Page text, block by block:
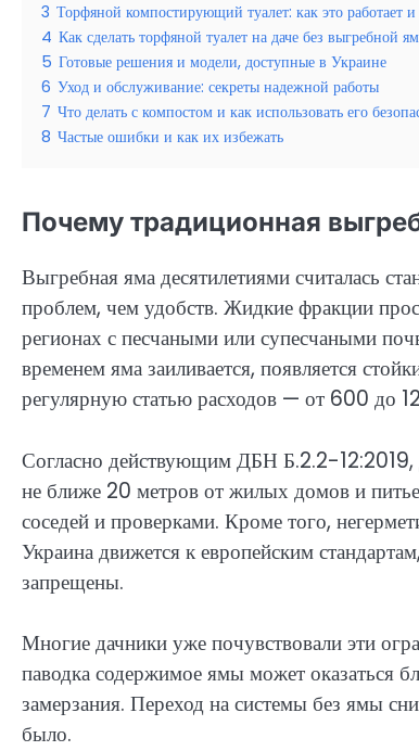
3 Торфяной компостирующий туалет: как это работает
4 Как сделать торфяной туалет на даче без выгребной
5 Готовые решения и модели, доступные в Украине
6 Уход и обслуживание: секреты надежной работы
7 Что делать с компостом и как использовать его
8 Частые ошибки и как их избежать
Почему традиционная
Выгребная яма десятилетиями считалась
проблем, чем удобств. Жидкие фракции
регионах с песчаными или супесчаными
временем яма заиливается, появляется
регулярную статью расходов — от 600 до
Согласно действующим ДБН Б.2.2-12:2019,
не ближе 20 метров от жилых домов и
соседей и проверками. Кроме того,
Украина движется к европейским
запрещены.
Многие дачники уже почувствовали эти
паводка содержимое ямы может оказаться
замерзания. Переход на системы без ямы
было.